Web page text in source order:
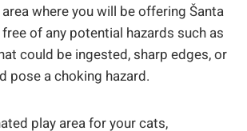
⁢where you will​ be offering Šanta
⁣of any potential hazards such as
could be ingested, sharp edges, or⁤
pose a choking hazard.
play area ⁤for​ your cats,